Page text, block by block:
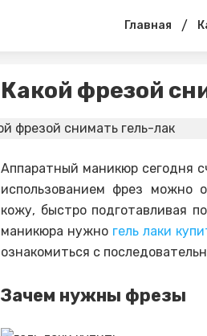
Главная /
Какой фрезой
Аппаратный маникюр сегодня
использованием фрез можно
кожу, быстро подготавливая
маникюра нужно гель лаки
ознакомиться с
Зачем нужны фрезы